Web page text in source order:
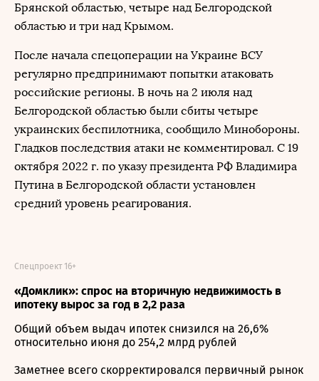
Брянской областью, четыре над Белгородской
областью и три над Крымом.
После начала спецоперации на Украине ВСУ
регулярно предпринимают попытки атаковать
российские регионы. В ночь на 2 июля над
Белгородской областью были сбиты четыре
украинских беспилотника, сообщило Минобороны.
Гладков последствия атаки не комментировал. С 19
октября 2022 г. по указу президента РФ Владимира
Путина в Белгородской области установлен
средний уровень реагирования.
«Домклик»: спрос на вторичную недвижимость в
ипотеку вырос за год в 2,2 раза
Спецпроект 16+
Общий объем выдач ипотек снизился на 26,6%
относительно июня до 254,2 млрд рублей
Заметнее всего скорректировался первичный рынок